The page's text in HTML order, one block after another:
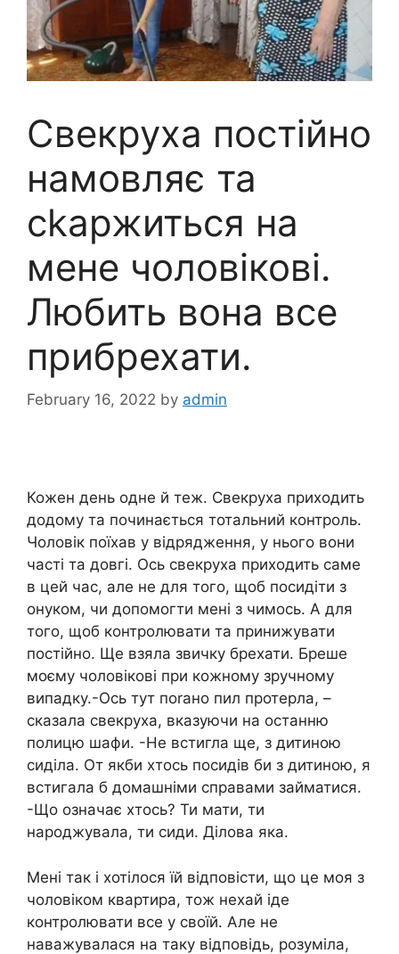
Свекруха постійно
намовляє та
сkаржиться на
мене чоловікові.
Любить вона все
прибрехати.
February 16, 2022 by admin
Кожен день одне й теж. Свекруха приходить
додому та починається тотальний контроль.
Чоловік поїхав у відрядження, у нього вони
часті та довгі. Ось свекруха приходить саме
в цей час, але не для того, щоб посидіти з
онуком, чи допомогти мені з чимось. А для
того, щоб контролювати та принижувати
постійно. Ще взяла звичку брехати. Бреше
моєму чоловікові при кожному зручному
випадку.-Ось тут поrано пил протерла, –
сказала свекруха, вказуючи на останню
полицю шафи. -Не встигла ще, з дитиною
сиділа. От якби хтось посидів би з дитиною, я
встигала б домашніми справами займатися.
-Що означає хтось? Ти мати, ти
народжувала, ти сиди. Ділова яка.
Мені так і хотілося їй відповісти, що це моя з
чоловіком квартира, тож нехай іде
контролювати все у своїй. Але не
наважувалася на таку відповідь, розуміла,